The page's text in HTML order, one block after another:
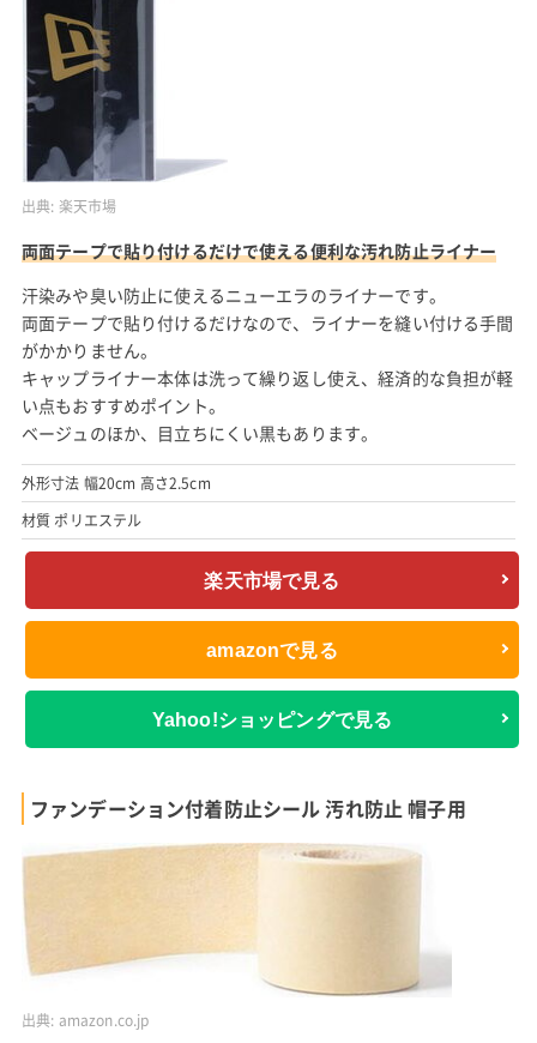
出典: 楽天市場
両面テープで貼り付けるだけで使える便利な汚れ防止ライナー
汗染みや臭い防止に使えるニューエラのライナーです。
両面テープで貼り付けるだけなので、ライナーを縫い付ける手間
がかかりません。
キャップライナー本体は洗って繰り返し使え、経済的な負担が軽
い点もおすすめポイント。
ベージュのほか、目立ちにくい黒もあります。
外形寸法 幅20cm 高さ2.5cm
材質 ポリエステル
楽天市場で見る
amazonで見る
Yahoo!ショッピングで見る
ファンデーション付着防止シール 汚れ防止 帽子用
出典: amazon.co.jp